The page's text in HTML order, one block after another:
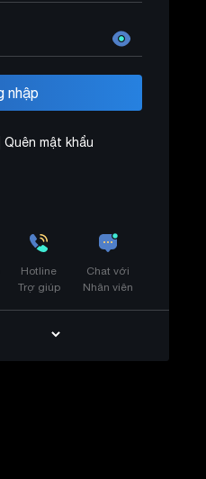
Quên mật khẩu
Hotline
Trợ giúp
Chat với
Nhân viên